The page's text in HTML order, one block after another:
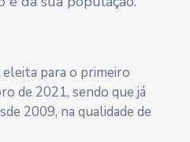
para o primeiro
de 2021, sendo que já
2009, na qualidade de